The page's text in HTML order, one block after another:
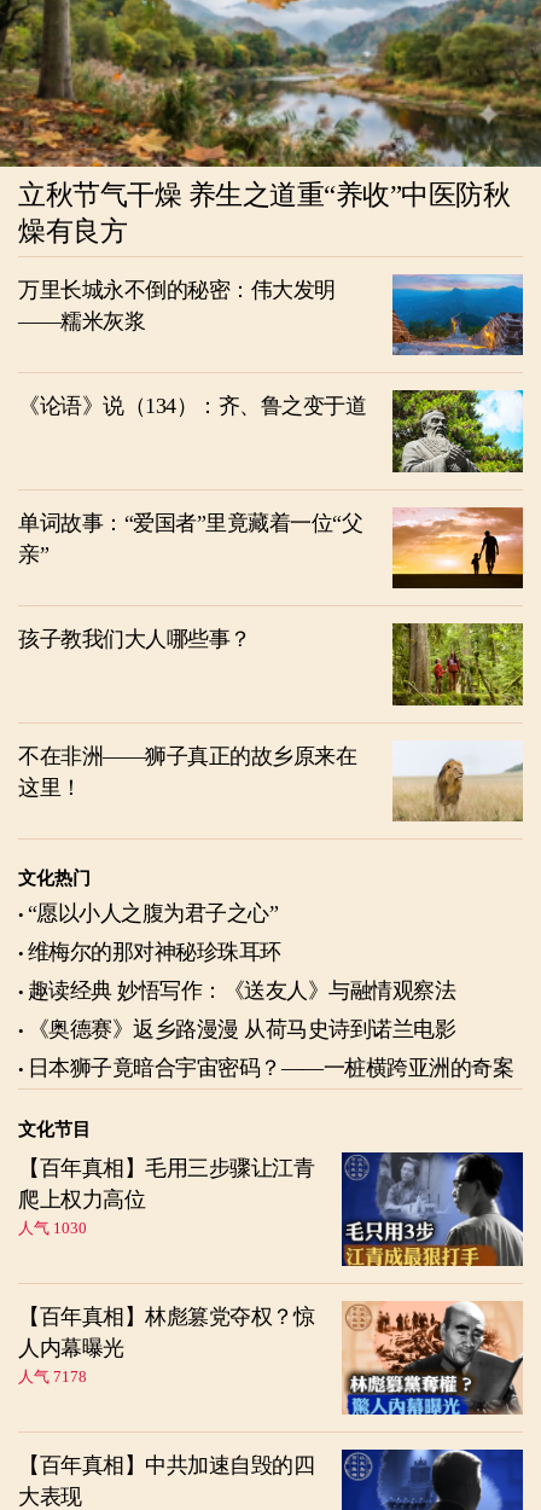
立秋节气干燥 养生之道重“养收”中医防秋
燥有良方
万里长城永不倒的秘密：伟大发明
——糯米灰浆
《论语》说（134）：齐、鲁之变于道
单词故事：“爱国者”里竟藏着一位“父
亲”
孩子教我们大人哪些事？
不在非洲——狮子真正的故乡原来在
这里！
文化热门
“愿以小人之腹为君子之心”
维梅尔的那对神秘珍珠耳环
趣读经典 妙悟写作：《送友人》与融情观察法
《奥德赛》返乡路漫漫 从荷马史诗到诺兰电影
日本狮子竟暗合宇宙密码？——一桩横跨亚洲的奇案
文化节目
【百年真相】毛用三步骤让江青
爬上权力高位
人气 1030
【百年真相】林彪篡党夺权？惊
人内幕曝光
人气 7178
【百年真相】中共加速自毁的四
大表现